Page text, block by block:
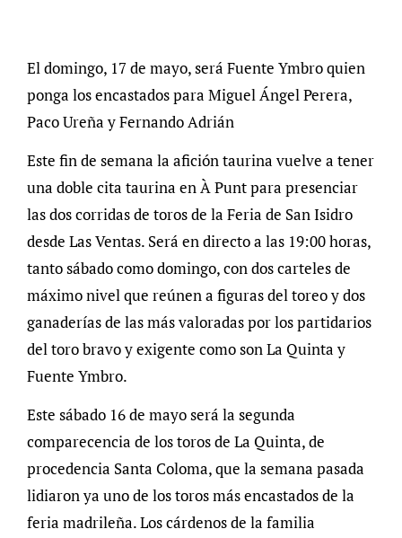
El domingo, 17 de mayo, será Fuente Ymbro quien
ponga los encastados para Miguel Ángel Perera,
Paco Ureña y Fernando Adrián
Este fin de semana la afición taurina vuelve a tener
una doble cita taurina en À Punt para presenciar
las dos corridas de toros de la Feria de San Isidro
desde Las Ventas. Será en directo a las 19:00 horas,
tanto sábado como domingo, con dos carteles de
máximo nivel que reúnen a figuras del toreo y dos
ganaderías de las más valoradas por los partidarios
del toro bravo y exigente como son La Quinta y
Fuente Ymbro.
Este sábado 16 de mayo será la segunda
comparecencia de los toros de La Quinta, de
procedencia Santa Coloma, que la semana pasada
lidiaron ya uno de los toros más encastados de la
feria madrileña. Los cárdenos de la familia